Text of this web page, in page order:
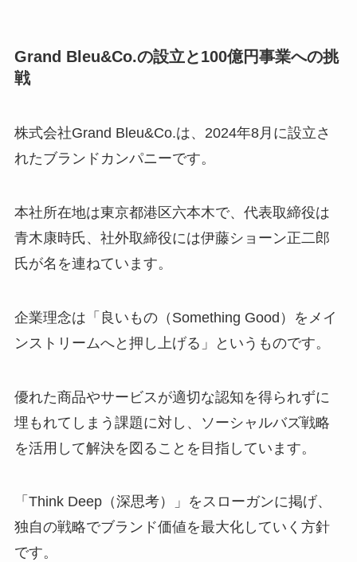
Grand Bleu&Co.の設立と100億円事業への挑
戦
株式会社Grand Bleu&Co.は、2024年8月に設立さ
れたブランドカンパニーです。
本社所在地は東京都港区六本木で、代表取締役は
青木康時氏、社外取締役には伊藤ショーン正二郎
氏が名を連ねています。
企業理念は「良いもの（Something Good）をメイ
ンストリームへと押し上げる」というものです。
優れた商品やサービスが適切な認知を得られずに
埋もれてしまう課題に対し、ソーシャルバズ戦略
を活用して解決を図ることを目指しています。
「Think Deep（深思考）」をスローガンに掲げ、
独自の戦略でブランド価値を最大化していく方針
です。